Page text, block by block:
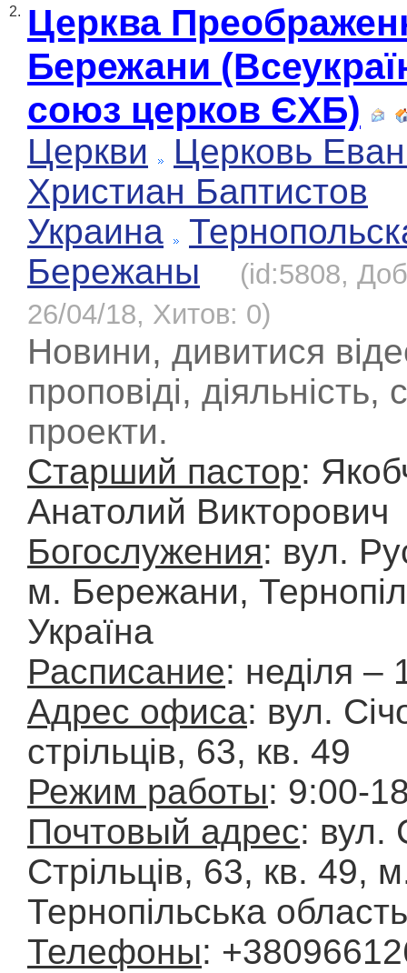
2. Церква
Бережани
союз церков ЄХБ)
Церкви
Церковь
Христиан Баптистов
Украина
Бережаны
(id:5808,
26/04/18, Хитов: 0)
Новини, дивитися
проповіді, діяльність,
проекти.
Старший пастор:
Анатолий Викторович
Богослужения: вул.
м. Бережани,
Україна
Расписание: неділя –
Адрес офиса: вул.
стрільців, 63, кв. 49
Режим работы: 9:00-
Почтовый адрес: вул.
Стрільців, 63, кв. 49,
Тернопільська область
Телефоны: